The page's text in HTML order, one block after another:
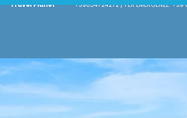
Travel Planet +39054724272 / PER EMERGENZE: